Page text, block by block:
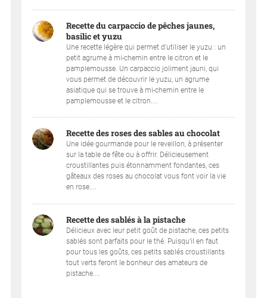
Recette du carpaccio de pêches jaunes,
basilic et yuzu
Une recette légère qui permet d'utiliser le yuzu : un
petit agrume à mi-chemin entre le citron et le
pamplemousse. Un carpaccio joliment jauni, qui
vous permet de découvrir le yuzu, un agrume
asiatique qui se trouve à mi-chemin entre le
pamplemousse et le citron....
Recette des roses des sables au chocolat
Une idée gourmande pour le reveillon, à présenter
sur la table de fête ou à offrir. Délicieusement
croustillantes puis étonnamment fondantes, ces
gâteaux des roses au chocolat vous font voir la vie
en rose....
Recette des sablés à la pistache
Délicieux avec leur petit goût de pistache, ces petits
sablés sont parfaits pour le thé. Puisqu’il en faut
pour tous les goûts, ces petits sablés croustillants
tout verts feront le bonheur des amateurs de
pistache....